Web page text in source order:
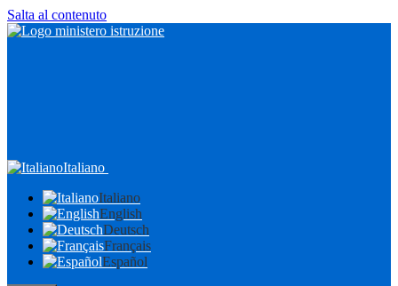
Salta al contenuto
Italiano
Italiano
English
Deutsch
Français
Español